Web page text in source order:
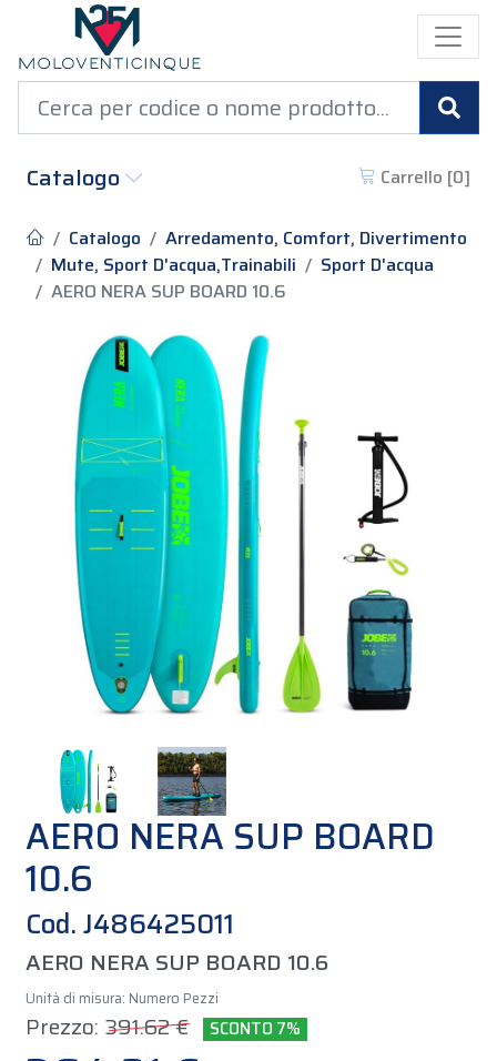
Catalogo
Carrello [0]
Catalogo
Arredamento, Comfort, Divertimento
Mute, Sport D'acqua,Trainabili
Sport D'acqua
AERO NERA SUP BOARD 10.6
AERO NERA SUP BOARD
10.6
Cod. J486425011
AERO NERA SUP BOARD 10.6
Unità di misura: Numero Pezzi
Prezzo: 391.62 € SCONTO 7%